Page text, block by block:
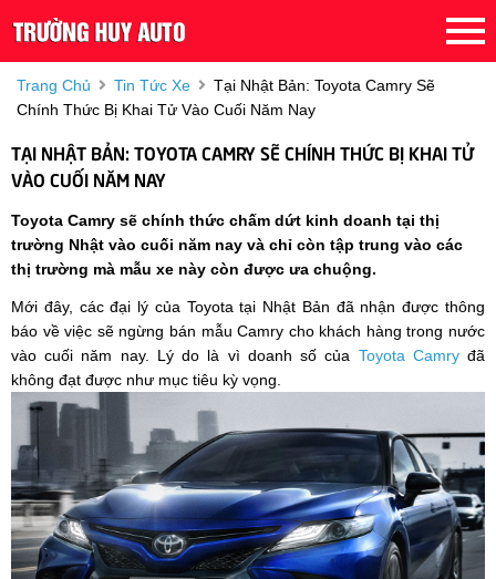
Trang Chủ Tin Tức Xe
Tại Nhật Bản: Toyota Camry Sẽ
Chính Thức Bị Khai Tử Vào Cuối Năm Nay
TẠI NHẬT BẢN: TOYOTA CAMRY SẼ CHÍNH THỨC BỊ KHAI TỬ
VÀO CUỐI NĂM NAY
Toyota Camry sẽ chính thức chấm dứt kinh doanh tại thị
trường Nhật vào cuối năm nay và chỉ còn tập trung vào các
thị trường mà mẫu xe này còn được ưa chuộng.
Mới đây, các đại lý của Toyota tại Nhật Bản đã nhận được thông
báo về việc sẽ ngừng bán mẫu Camry cho khách hàng trong nước
vào cuối năm nay. Lý do là vì doanh số của Toyota Camryđã
không đạt được như mục tiêu kỳ vọng.